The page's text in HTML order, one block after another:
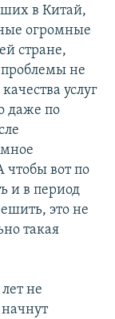
в Китай,
огромные
стране,
не
услуг
даже по
вот по
и в период
это не
такая
не